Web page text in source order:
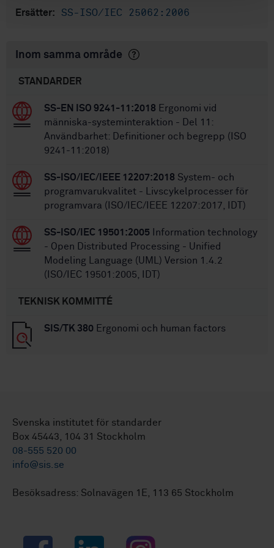
Ersätter: SS-ISO/IEC 25062:2006
Inom samma område
STANDARDER
SS-EN ISO 9241-11:2018 Ergonomi vid
människa-systeminteraktion - Del 11:
Användbarhet: Definitioner och begrepp (ISO
9241-11:2018)
SS-ISO/IEC/IEEE 12207:2018 System- och
programvarukvalitet - Livscykelprocesser för
programvara (ISO/IEC/IEEE 12207:2017, IDT)
SS-ISO/IEC 19501:2005 Information technology
- Open Distributed Processing - Unified
Modeling Language (UML) Version 1.4.2
(ISO/IEC 19501:2005, IDT)
TEKNISK KOMMITTÉ
SIS/TK 380 Ergonomi och human factors
Svenska institutet för standarder
Box 45443, 104 31 Stockholm
08-555 520 00
info@sis.se
Besöksadress: Solnavägen 1E, 113 65 Stockholm
Facebook LinkedIn Instagram